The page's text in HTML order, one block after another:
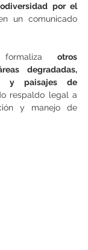
por el
un comunicado
otros
degradadas,
y paisajes de
respaldo legal a
y manejo de